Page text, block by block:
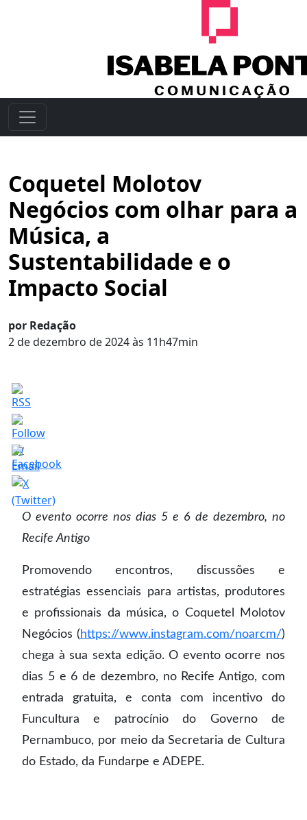
Coquetel Molotov
Negócios com olhar para a
Música, a
Sustentabilidade e o
Impacto Social
por Redação
2 de dezembro de 2024 às 11h47min
O evento ocorre nos dias 5 e 6 de dezembro, no
Recife Antigo
Promovendo encontros, discussões e
estratégias essenciais para artistas, produtores
e profissionais da música, o Coquetel Molotov
Negócios ( https://www.instagram.com/noarcm/)
chega à sua sexta edição. O evento ocorre nos
dias 5 e 6 de dezembro, no Recife Antigo, com
entrada gratuita, e conta com incentivo do
Funcultura e patrocínio do Governo de
Pernambuco, por meio da Secretaria de Cultura
do Estado, da Fundarpe e ADEPE.